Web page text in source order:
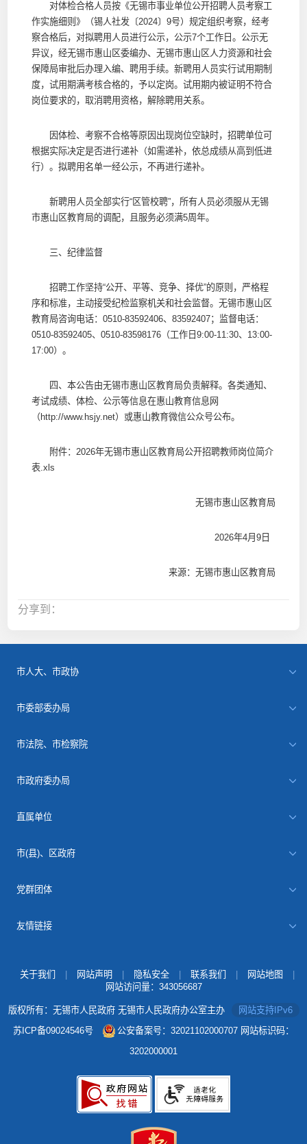
对体检合格人员按《无锡市事业单位公开招聘人员考察工
作实施细则》（锡人社发〔2024〕9号）规定组织考察，经考
察合格后，对拟聘用人员进行公示，公示7个工作日。公示无
异议，经无锡市惠山区委编办、无锡市惠山区人力资源和社会
保障局审批后办理入编、聘用手续。新聘用人员实行试用期制
度，试用期满考核合格的，予以定岗。试用期内被证明不符合
岗位要求的，取消聘用资格，解除聘用关系。
因体检、考察不合格等原因出现岗位空缺时，招聘单位可
根据实际决定是否进行递补（如需递补，依总成绩从高到低进
行）。拟聘用名单一经公示，不再进行递补。
新聘用人员全部实行“区管校聘”，所有人员必须服从无锡
市惠山区教育局的调配，且服务必须满5周年。
三、纪律监督
招聘工作坚持“公开、平等、竞争、择优”的原则，严格程
序和标准，主动接受纪检监察机关和社会监督。无锡市惠山区
教育局咨询电话：0510-83592406、83592407；监督电话：
0510-83592405、0510-83598176（工作日9:00-11:30、13:00-
17:00）。
四、本公告由无锡市惠山区教育局负责解释。各类通知、
考试成绩、体检、公示等信息在惠山教育信息网
（http://www.hsjy.net）或惠山教育微信公众号公布。
附件：2026年无锡市惠山区教育局公开招聘教师岗位简介
表.xls
无锡市惠山区教育局
2026年4月9日
来源：无锡市惠山区教育局
分享到：
市人大、市政协
市委部委办局
市法院、市检察院
市政府委办局
直属单位
市(县)、区政府
党群团体
友情链接
关于我们 | 网站声明 | 隐私安全 | 联系我们 | 网站地图
|
网站访问量： 343056687
版权所有：无锡市人民政府 无锡市人民政府办公室主办
网站支持IPv6
苏ICP备09024546号
公安备案号：32021102000707 网站标识码：
3202000001